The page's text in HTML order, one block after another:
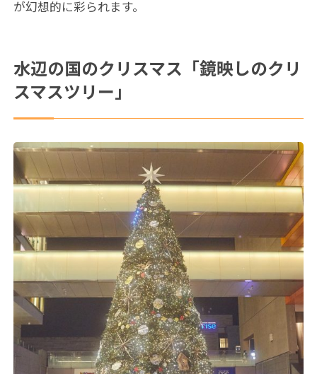
が幻想的に彩られます。
水辺の国のクリスマス「鏡映しのクリ
スマスツリー」